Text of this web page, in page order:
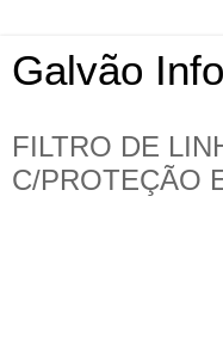
Galvão
FILTRO DE
C/PROTEÇÃO